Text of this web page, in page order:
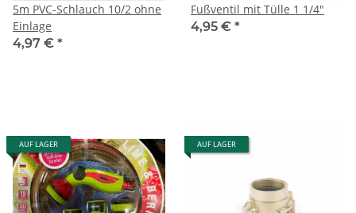
5m PVC-Schlauch 10/2 ohne
Einlage
4,97 € *
Fußventil mit Tülle 1 1/4"
4,95 € *
AUF LAGER AUF LAGER